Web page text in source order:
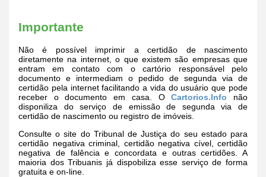
Importante
Não é possível imprimir a certidão de nascimento
diretamente na internet, o que existem são empresas que
entram em contato com o cartório responsável pelo
documento e intermediam o pedido de segunda via de
certidão pela internet facilitando a vida do usuário que pode
receber o documento em casa. OCartorios.Info não
disponiliza do serviço de emissão de segunda via de
certidão de nascimento ou registro de imóveis.
Consulte o site do Tribunal de Justiça do seu estado para
certidão negativa criminal, certidão negativa cível, certidão
negativa de falência e concordata e outras certidões. A
maioria dos Tribuanis já dispobiliza esse serviço de forma
gratuita e on-line.